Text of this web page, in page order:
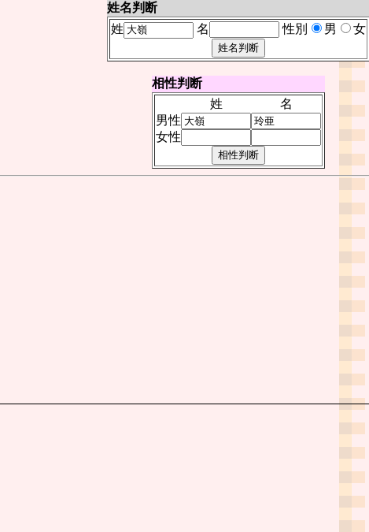
姓名判断
姓
名 性別 男 女
相性判断
姓
名
男性
女性